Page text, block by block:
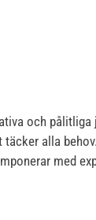
och
alla
med